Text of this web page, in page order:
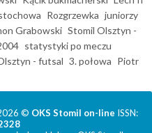
Rozgrzewka juniorzy
Grabowski Stomil Olsztyn -
statystyki po meczu
- futsal 3. połowa Piotr
© OKS Stomil on-line ISSN: